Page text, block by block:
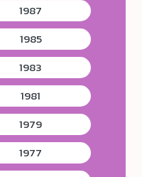
1987
1985
1983
1981
1979
1977